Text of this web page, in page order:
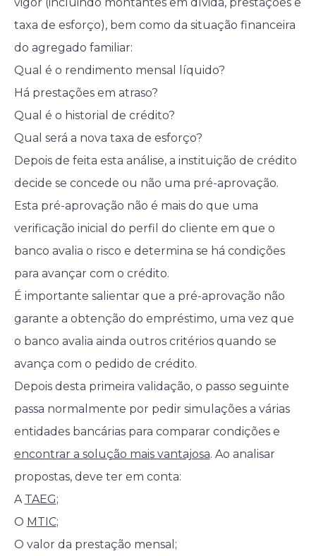
taxa de esforço), bem como da situação financeira
do agregado familiar:
Qual é o rendimento mensal líquido?
Há prestações em atraso?
Qual é o historial de crédito?
Qual será a nova taxa de esforço?
Depois de feita esta análise, a instituição de crédito
decide se concede ou não uma pré-aprovação.
Esta pré-aprovação não é mais do que uma
verificação inicial do perfil do cliente em que o
banco avalia o risco e determina se há condições
para avançar com o crédito.
É importante salientar que a pré-aprovação não
garante a obtenção do empréstimo, uma vez que
o banco avalia ainda outros critérios quando se
avança com o pedido de crédito.
Depois desta primeira validação, o passo seguinte
passa normalmente por pedir simulações a várias
entidades bancárias para comparar condições e
encontrar a solução mais vantajosa. Ao analisar
propostas, deve ter em conta:
A TAEG;
O MTIC;
O valor da prestação mensal;